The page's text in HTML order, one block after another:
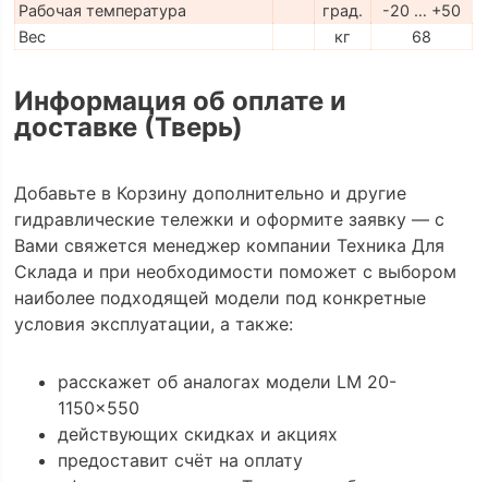
Рабочая температура
град.
-20 … +50
Вес
кг 68
Информация об оплате и
доставке (Тверь)
Добавьте в Корзину дополнительно и другие
гидравлические тележки и оформите заявку — с
Вами свяжется менеджер компании Техника Для
Склада и при необходимости поможет с выбором
наиболее подходящей модели под конкретные
условия эксплуатации, а также:
расскажет об аналогах модели LM 20-
1150x550
действующих скидках и акциях
предоставит счёт на оплату